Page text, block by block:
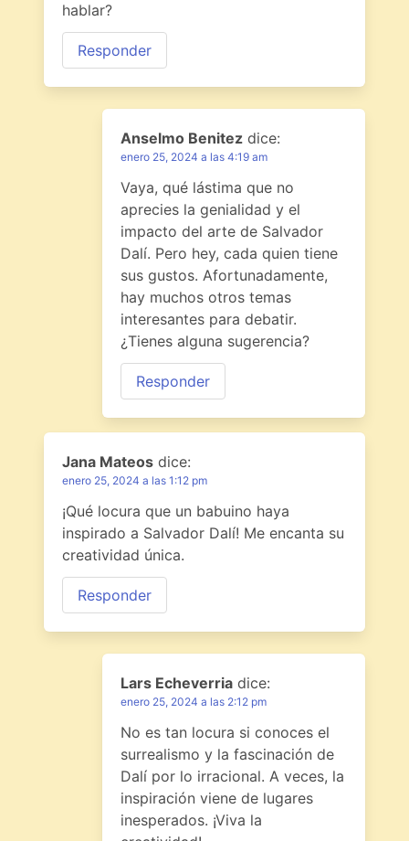
hablar?
Responder
Anselmo Benitez dice:
enero 25, 2024 a las 4:19 am
Vaya, qué lástima que no
aprecies la genialidad y el
impacto del arte de Salvador
Dalí. Pero hey, cada quien tiene
sus gustos. Afortunadamente,
hay muchos otros temas
interesantes para debatir.
¿Tienes alguna sugerencia?
Responder
Jana Mateos dice:
enero 25, 2024 a las 1:12 pm
¡Qué locura que un babuino haya
inspirado a Salvador Dalí! Me encanta su
creatividad única.
Responder
Lars Echeverria dice:
enero 25, 2024 a las 2:12 pm
No es tan locura si conoces el
surrealismo y la fascinación de
Dalí por lo irracional. A veces, la
inspiración viene de lugares
inesperados. ¡Viva la